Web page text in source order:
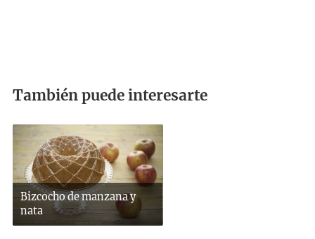
También puede interesarte
Bizcocho de manzana y
nata